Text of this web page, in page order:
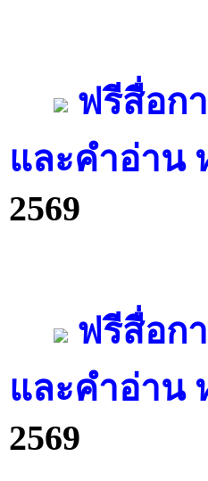
ฟรีสื่อก
และคำอ่าน
2569
ฟรีสื่อก
และคำอ่าน
2569